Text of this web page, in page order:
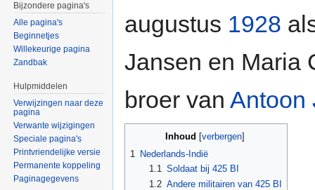
augustus 1928
Jansen en Maria
broer van Antoon
Inhoud [verbergen]
1
Nederlands-Indië
1.1 Soldaat bij 425 BI
1.2 Andere militairen van 425 BI
Bijzondere pagina's
Alle pagina's
Beginnetjes
Willekeurige pagina
Zandbak
Hulpmiddelen
Verwijzingen naar deze
pagina
Verwante wijzigingen
Speciale pagina's
Printvriendelijke versie
Permanente koppeling
Paginagegevens